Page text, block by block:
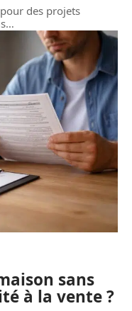
des projets
…
sans
à la vente ?